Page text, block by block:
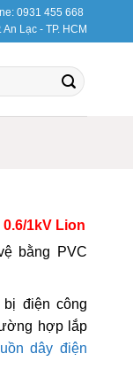
0931 455 668
Lạc - TP. HCM
1kV Lion
bằng PVC
điện công
hợp lắp
dây điện